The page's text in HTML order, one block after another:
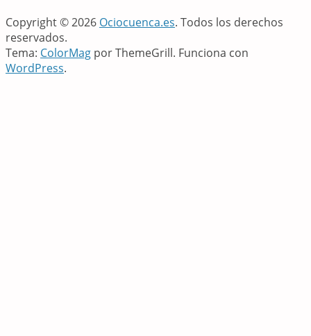
Copyright © 2026 Ociocuenca.es. Todos los derechos
reservados.
Tema: ColorMag por ThemeGrill. Funciona con
WordPress.